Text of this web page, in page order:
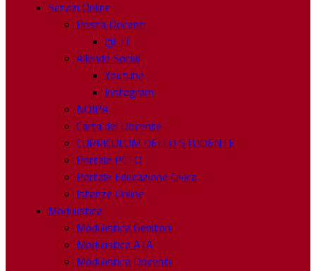
Servizi Online
Posta Docenti
@ .IT
Allende Social
Youtube
Instagram
NOIPA
Carta del Docente
CURRICULUM DELLO STUDENTE
Portale PCTO
Portale Educazione Civica
Istanze Online
Modulistica
Modulistica Genitori
Modulistica ATA
Modulistica Docenti